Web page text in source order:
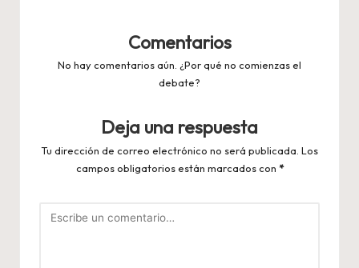
Comentarios
No hay comentarios aún. ¿Por qué no comienzas el
debate?
Deja una respuesta
Tu dirección de correo electrónico no será publicada. Los
campos obligatorios están marcados con *